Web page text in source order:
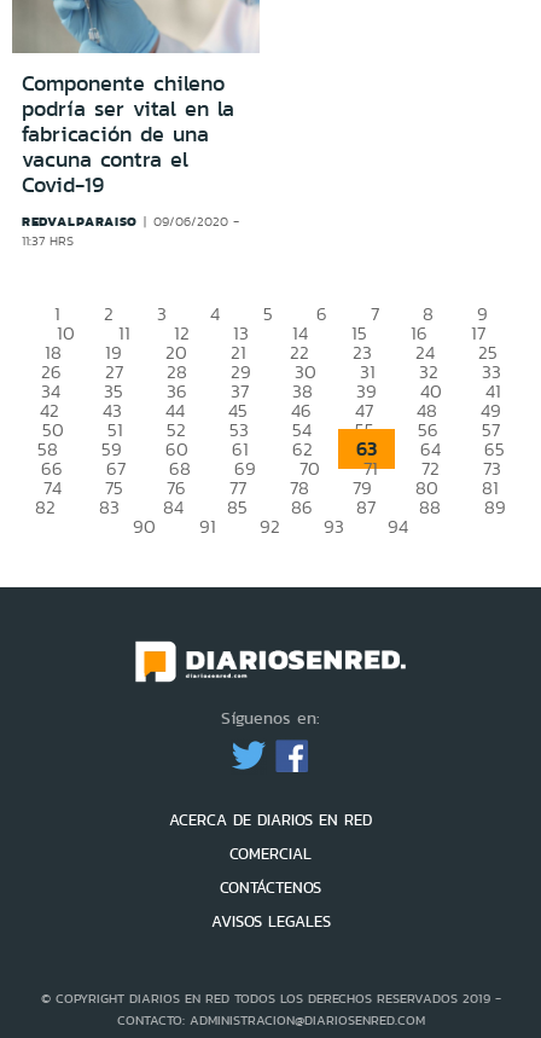
Componente chileno
podría ser vital en la
fabricación de una
vacuna contra el
Covid-19
REDVALPARAISO
09/06/2020 -
11:37 HRS
1 2 3 4 5 6 7 8 9
10 11 12 13 14 15 16 17
18 19 20 21 22 23 24 25
26 27 28 29 30 31 32 33
34 35 36 37 38 39 40 41
42 43 44 45 46 47 48 49
50 51 52 53 54 55 56 57
58 59 60 61 62 63 64 65
66 67 68 69 70 71 72 73
74 75 76 77 78 79 80 81
82 83 84 85 86 87 88 89
90 91 92 93 94
Síguenos en:
ACERCA DE DIARIOS EN RED
COMERCIAL
CONTÁCTENOS
AVISOS LEGALES
© COPYRIGHT DIARIOS EN RED TODOS LOS DERECHOS RESERVADOS 2019 -
CONTACTO: ADMINISTRACION@DIARIOSENRED.COM